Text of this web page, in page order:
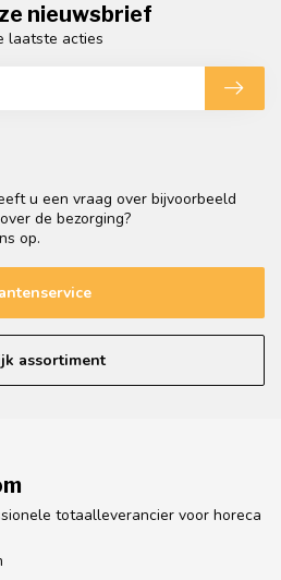
u een vraag over bijvoorbeeld
de bezorging?
op.
assortiment
nieuwsbrief
laatste acties
totaalleverancier voor horeca